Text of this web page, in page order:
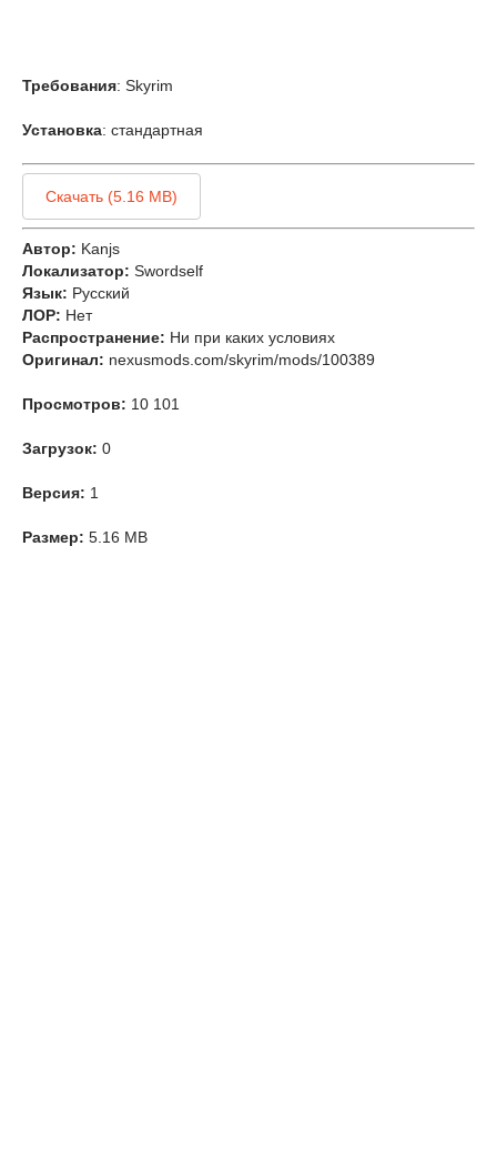
Требования: Skyrim
Установка: стандартная
Скачать (5.16 MB)
Автор: Kanjs
Локализатор: Swordself
Язык: Русский
ЛОР: Нет
Распространение: Ни при каких условиях
Оригинал: nexusmods.com/skyrim/mods/100389
Просмотров: 10 101
Загрузок: 0
Версия: 1
Размер: 5.16 MB